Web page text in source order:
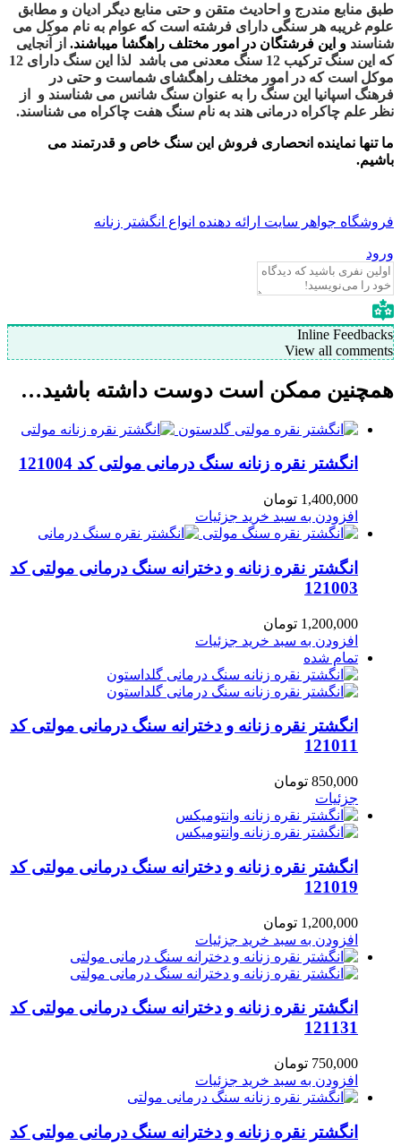
منابع مندرج و احادیث متقن و حتی منابع دیگر ادیان و مطابق
غریبه هر سنگی دارای فرشته است که عوام به نام موکل می
و این فرشتگان در امور مختلف راهگشا میباشند.از آنجایی
که این سنگ ترکیب 12 سنگ معدنی می باشد لذا این سنگ دارای 12
است که در امور مختلف راهگشای شماست و حتی در
اسپانیا این سنگ را به عنوان سنگ شانس می شناسند و از
علم چاکراه درمانی هند به نام سنگ هفت چاکراه می شناسند.
نماینده انحصاری فروش این سنگ خاص و قدرتمند می
جواهر سایت ارائه دهنده انواع انگشتر زنانه
Inline
View all
ممکن است دوست داشته باشید…
انگشتر نقره زنانه سنگ درمانی مولتی کد 121004
1,400,000 تومان
افزودن به سبد خرید جزئیات
انگشتر نقره زنانه و دخترانه سنگ درمانی مولتی کد
121003
1,200,000 تومان
افزودن به سبد خرید جزئیات
تمام شده
انگشتر نقره زنانه و دخترانه سنگ درمانی مولتی کد
121011
850,000 تومان
جزئیات
انگشتر نقره زنانه و دخترانه سنگ درمانی مولتی کد
121019
1,200,000 تومان
افزودن به سبد خرید جزئیات
انگشتر نقره زنانه و دخترانه سنگ درمانی مولتی کد
121131
750,000 تومان
افزودن به سبد خرید جزئیات
انگشتر نقره زنانه و دخترانه سنگ درمانی مولتی کد